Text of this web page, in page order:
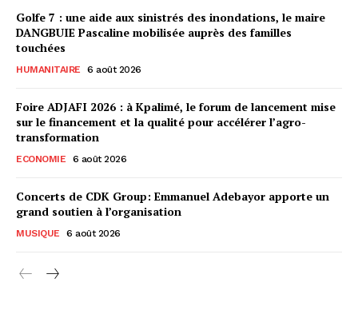
Golfe 7 : une aide aux sinistrés des inondations, le maire
DANGBUIE Pascaline mobilisée auprès des familles
touchées
HUMANITAIRE 6 août 2026
Foire ADJAFI 2026 : à Kpalimé, le forum de lancement mise
sur le financement et la qualité pour accélérer l’agro-
transformation
ECONOMIE 6 août 2026
Concerts de CDK Group: Emmanuel Adebayor apporte un
grand soutien à l’organisation
MUSIQUE 6 août 2026